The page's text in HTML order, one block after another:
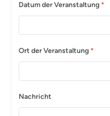
Datum der Veranstaltung *
Ort der Veranstaltung *
Nachricht